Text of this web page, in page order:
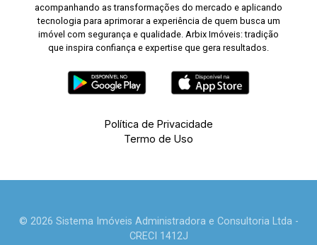
acompanhando as transformações do mercado e aplicando
tecnologia para aprimorar a experiência de quem busca um
imóvel com segurança e qualidade. Arbix Imóveis: tradição
que inspira confiança e expertise que gera resultados.
Política de Privacidade
Termo de Uso
© 2026 Sistema Imóveis Administradora e Consultoria Ltda -
CRECI 1412J